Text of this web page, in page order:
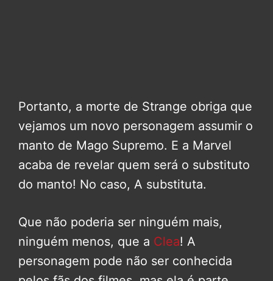
Portanto, a morte de Strange obriga que
vejamos um novo personagem assumir o
manto de Mago Supremo. E a Marvel
acaba de revelar quem será o substituto
do manto! No caso, A substituta.
Que não poderia ser ninguém mais,
ninguém menos, que a Clea! A
personagem pode não ser conhecida